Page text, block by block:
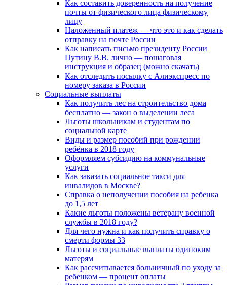
Как составить доверенность на получение
почты от физического лица физическому
лицу
Наложенный платеж — что это и как сделать
отправку на почте России
Как написать письмо президенту России
Путину В.В. лично — пошаговая
инструкция и образец (можно скачать)
Как отследить посылку с Алиэкспресс по
номеру заказа в России
Социальные выплаты
Как получить лес на строительство дома
бесплатно — закон о выделении леса
Льготы школьникам и студентам по
социальной карте
Виды и размер пособий при рождении
ребёнка в 2018 году
Оформляем субсидию на коммунальные
услуги
Как заказать социальное такси для
инвалидов в Москве?
Справка о неполучении пособия на ребенка
до 1,5 лет
Какие льготы положены ветерану военной
службы в 2018 году?
Для чего нужна и как получить справку о
смерти формы 33
Льготы и социальные выплаты одиноким
матерям
Как рассчитывается больничный по уходу за
ребенком — процент оплаты